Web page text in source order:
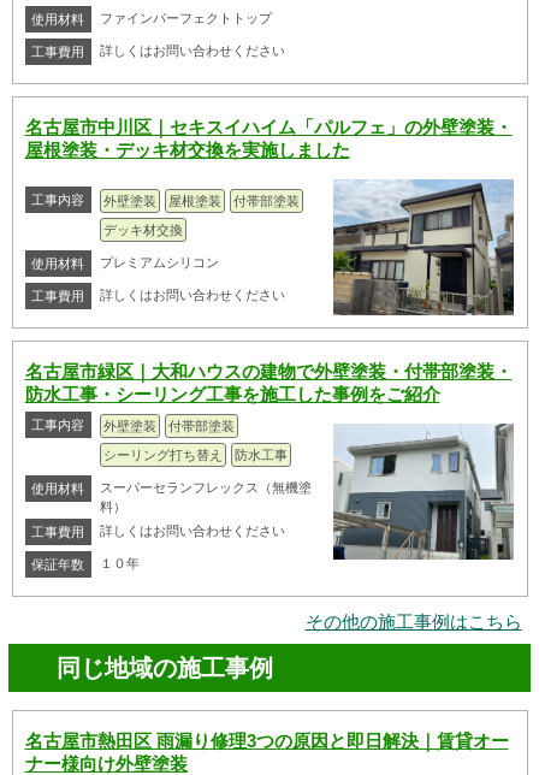
使用材料 ファインパーフェクトトップ
工事費用 詳しくはお問い合わせください
名古屋市中川区｜セキスイハイム「パルフェ」の外壁塗装・
屋根塗装・デッキ材交換を実施しました
工事内容 外壁塗装 屋根塗装
付帯部塗装
デッキ材交換
使用材料 プレミアムシリコン
工事費用 詳しくはお問い合わせください
名古屋市緑区｜大和ハウスの建物で外壁塗装・付帯部塗装・
防水工事・シーリング工事を施工した事例をご紹介
工事内容 外壁塗装
付帯部塗装
シーリング打ち替え
防水工事
使用材料
スーパーセランフレックス（無機塗
料）
工事費用
詳しくはお問い合わせください
保証年数 １０年
その他の施工事例はこちら
同じ地域の施工事例
名古屋市熱田区 雨漏り修理3つの原因と即日解決｜賃貸オー
ナー様向け外壁塗装